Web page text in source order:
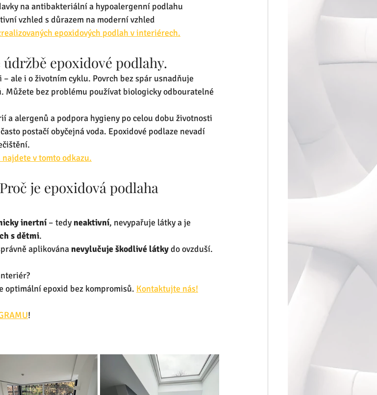
na antibakteriální a hypoalergenní podlahu
vzhled s důrazem na moderní vzhled
epoxidových podlah v interiérech.
epoxidové podlahy.
ale i o životním cyklu. Povrch bez spár usnadňuje
Můžete bez problému používat biologicky odbouratelné
a alergenů a podpora hygieny po celou dobu životnosti
postačí obyčejná voda. Epoxidové podlaze nevadí
v tomto odkazu.
je epoxidová podlaha
inertní – tedy neaktivní, nevypařuje látky a je
s dětmi.
aplikována nevylučuje škodlivé látky do ovzduší.
optimální epoxid bez kompromisů. Kontaktujte nás!
!